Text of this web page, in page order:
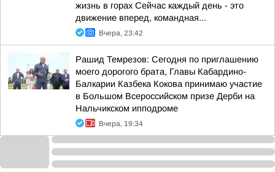
жизнь в горах Сейчас каждый день - это
движение вперед, командная...
Вчера, 23:42
Рашид Темрезов: Сегодня по приглашению
моего дорогого брата, Главы Кабардино-
Балкарии Казбека Кокова принимаю участие
в Большом Всероссийском призе Дерби на
Нальчикском ипподроме
Вчера, 19:34